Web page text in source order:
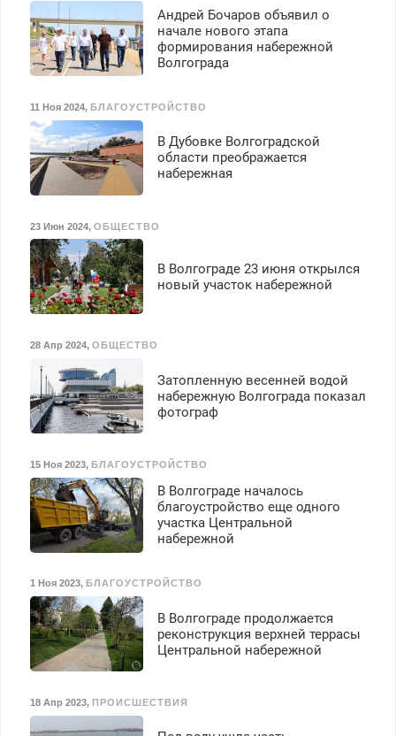
Андрей Бочаров объявил о
начале нового этапа
формирования набережной
Волгограда
11 Ноя 2024, БЛАГОУСТРОЙСТВО
В Дубовке Волгоградской
области преображается
набережная
23 Июн 2024, ОБЩЕСТВО
В Волгограде 23 июня открылся
новый участок набережной
28 Апр 2024, ОБЩЕСТВО
Затопленную весенней водой
набережную Волгограда показал
фотограф
15 Ноя 2023, БЛАГОУСТРОЙСТВО
В Волгограде началось
благоустройство еще одного
участка Центральной
набережной
1 Ноя 2023, БЛАГОУСТРОЙСТВО
В Волгограде продолжается
реконструкция верхней террасы
Центральной набережной
18 Апр 2023, ПРОИСШЕСТВИЯ